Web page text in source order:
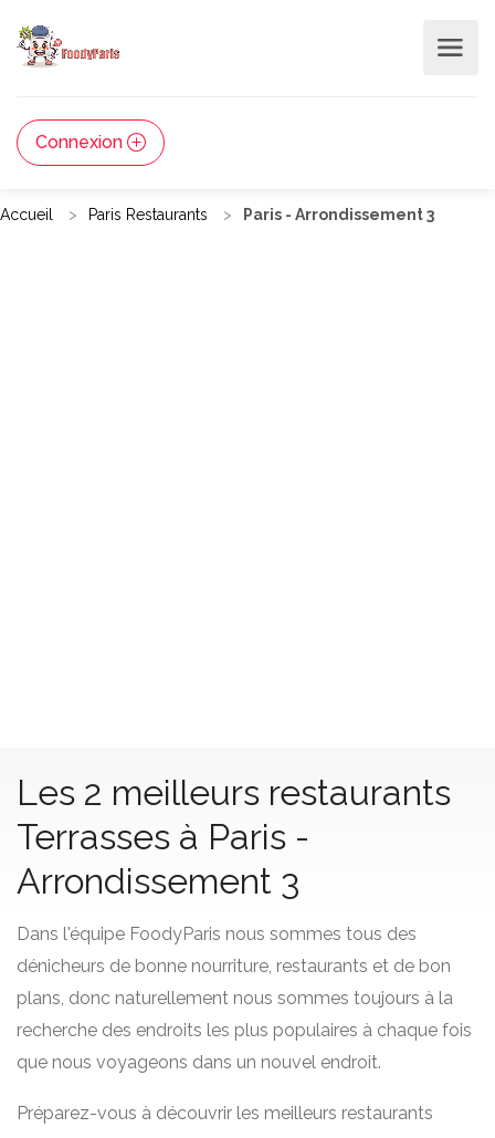
Connexion
Accueil Paris Restaurants Paris - Arrondissement 3
Les 2 meilleurs restaurants
Terrasses à Paris -
Arrondissement 3
Dans l'équipe FoodyParis nous sommes tous des
dénicheurs de bonne nourriture, restaurants et de bon
plans, donc naturellement nous sommes toujours à la
recherche des endroits les plus populaires à chaque fois
que nous voyageons dans un nouvel endroit.
Préparez-vous à découvrir les meilleurs restaurants